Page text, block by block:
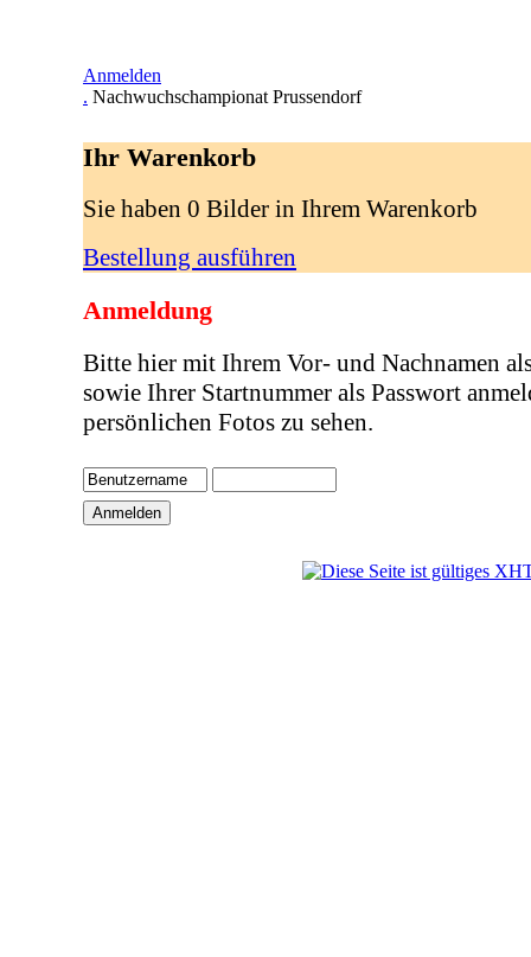
Anmelden
. Nachwuchschampionat Prussendorf
Ihr Warenkorb
Sie haben 0 Bilder in Ihrem Warenkorb
Bestellung ausführen
Anmeldung
Bitte hier mit Ihrem Vor- und Nachnamen
sowie Ihrer Startnummer als Passwort
persönlichen Fotos zu sehen.